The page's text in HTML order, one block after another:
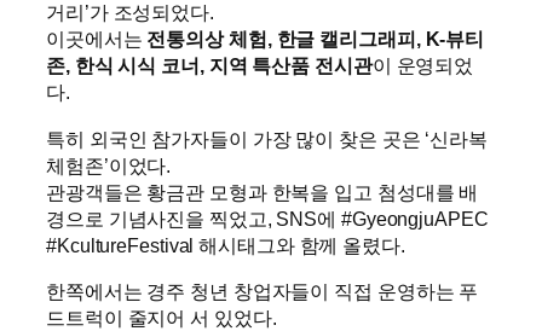
거리’가 조성되었다.
이곳에서는 전통의상 체험, 한글 캘리그래피, K-뷰티
존, 한식 시식 코너, 지역 특산품 전시관이 운영되었
다.
특히 외국인 참가자들이 가장 많이 찾은 곳은 ‘신라복
체험존’이었다.
관광객들은 황금관 모형과 한복을 입고 첨성대를 배
경으로 기념사진을 찍었고, SNS에 #GyeongjuAPEC
#KcultureFestival 해시태그와 함께 올렸다.
한쪽에서는 경주 청년 창업자들이 직접 운영하는 푸
드트럭이 줄지어 서 있었다.